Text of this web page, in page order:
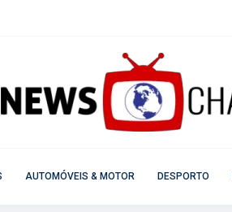
AUTOMÓVEIS & MOTOR DESPORTO